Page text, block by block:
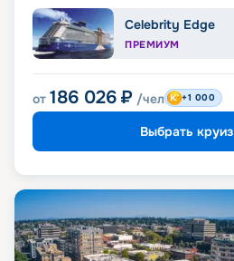
Celebrity Edge
ПРЕМИУМ
от 186 026 ₽ /чел +1 000
Выбрать круиз